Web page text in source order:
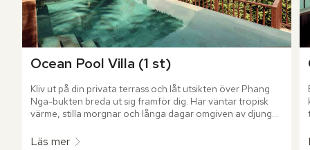
Ocean Pool Villa (1 st)
Kliv ut på din privata terrass och låt utsikten över Phang
Nga-bukten breda ut sig framför dig. Här väntar tropisk
värme, stilla morgnar och långa dagar omgiven av djungel.
utomhusduschens svalka mitt i grönskan.
Läs mer